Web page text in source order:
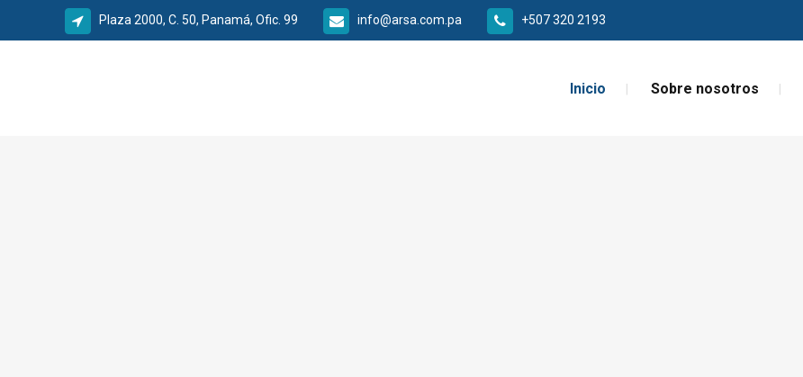
Plaza 2000, C. 50, Panamá, Ofic. 99 info@arsa.com.pa +507 320 2193
Inicio Sobre nosotros